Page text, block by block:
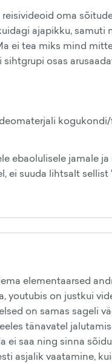
oma
ajapikku, samuti
ei tea miks mind
osas
ebaolulisele jamale
ei suuda lihtsalt
elementaarsed
youtubis on justkui
on samas sageli
tänavatel
ei saa ning sinna
asjalik vaatamine,